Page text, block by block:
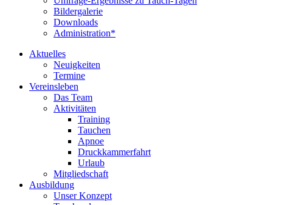
Bildergalerie
Downloads
Administration*
Aktuelles
Neuigkeiten
Termine
Vereinsleben
Das Team
Aktivitäten
Training
Tauchen
Apnoe
Druckkammerfahrt
Urlaub
Mitgliedschaft
Ausbildung
Unser Konzept